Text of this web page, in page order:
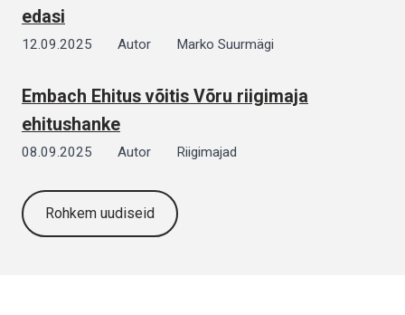
edasi
12.09.2025 Autor Marko Suurmägi
Embach Ehitus võitis Võru riigimaja
ehitushanke
08.09.2025 Autor Riigimajad
Rohkem uudiseid